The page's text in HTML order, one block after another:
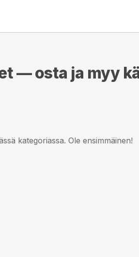
— osta ja myy
kategoriassa. Ole ensimmäinen!